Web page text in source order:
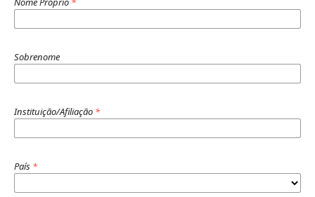
Sobrenome
Instituição/Afiliação *
País *